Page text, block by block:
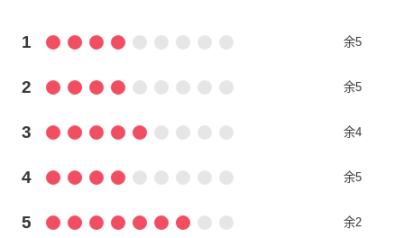
1 余5
2 余5
3 余4
4 余5
5 余2